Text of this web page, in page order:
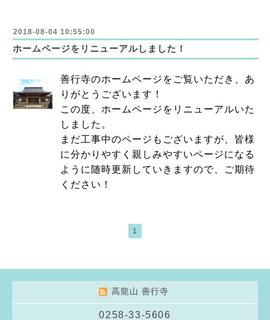
2018-08-04 10:55:00
ホームページをリニューアルしました！
善行寺のホームページをご覧いただき、あ
りがとうございます！
この度、ホームページをリニューアルいた
しました。
まだ工事中のページもございますが、皆様
に分かりやすく親しみやすいページになる
ように随時更新していきますので、ご期待
ください！
1
高龍山 善行寺
0258-33-5606